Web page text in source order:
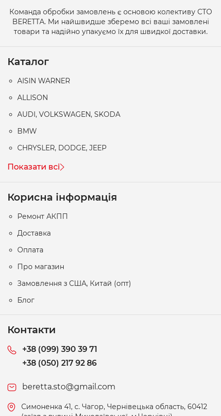
Команда обробки замовлень є основою колективу СТО
BERETTA. Ми найшвидше зберемо всі ваші замовлені
товари та надійно упакуємо їх для швидкої доставки.
Каталог
AISIN WARNER
ALLISON
AUDI, VOLKSWAGEN, SKODA
BMW
CHRYSLER, DODGE, JEEP
Показати всі
Корисна інформація
Ремонт АКПП
Доставка
Оплата
Про магазин
Замовлення з США, Китай (опт)
Блог
Контакти
+38 (099) 390 39 71
+38 (050) 217 92 86
beretta.sto@gmail.com
Симоненка 41, c. Чагор, Чернівецька область, 60412